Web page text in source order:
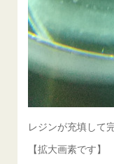
レジンが充填して
【拡大画素です】